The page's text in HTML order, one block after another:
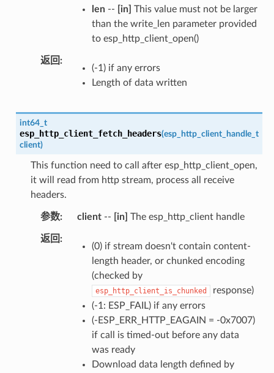
len-- [in] This value must not be larger
than the write_len parameter provided
to esp_http_client_open()
返回
(-1) if any errors
Length of data written
int64_t
esp_http_client_fetch_headers(esp_http_client_handle_t
client)
This function need to call after esp_http_client_open,
it will read from http stream, process all receive
headers.
参数 client-- [in] The esp_http_client handle
返回
(0) if stream doesn't contain content-
length header, or chunked encoding
(checked by
esp_http_client_is_chunked
response)
(-1: ESP_FAIL) if any errors
(-ESP_ERR_HTTP_EAGAIN = -0x7007)
if call is timed-out before any data
was ready
Download data length defined by